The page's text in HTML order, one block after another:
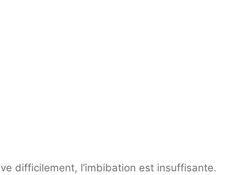
difficilement, l’imbibation est insuffisante.